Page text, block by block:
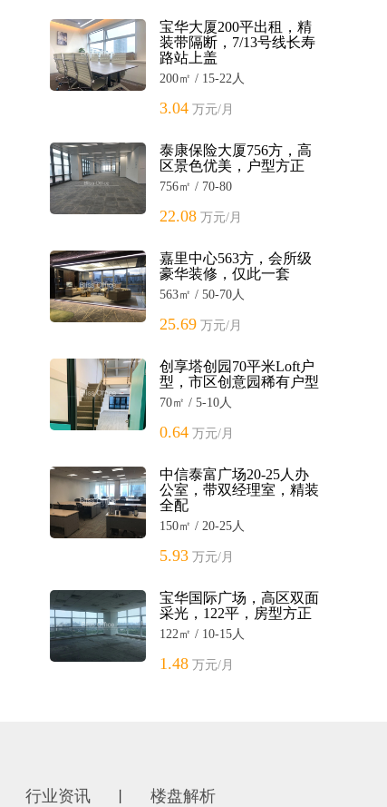
宝华大厦200平出租，精
装带隔断，7/13号线长寿
路站上盖
200㎡ / 15-22人
3.04 万元/月
泰康保险大厦756方，高
区景色优美，户型方正
756㎡ / 70-80
22.08 万元/月
嘉里中心563方，会所级
豪华装修，仅此一套
563㎡ / 50-70人
25.69 万元/月
创享塔创园70平米Loft户
型，市区创意园稀有户型
70㎡ / 5-10人
0.64 万元/月
中信泰富广场20-25人办
公室，带双经理室，精装
全配
150㎡ / 20-25人
5.93 万元/月
宝华国际广场，高区双面
采光，122平，房型方正
122㎡ / 10-15人
1.48 万元/月
行业资讯 楼盘解析